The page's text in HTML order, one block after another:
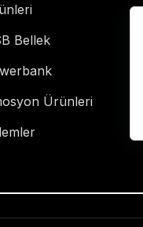
Bellek
Ürünleri